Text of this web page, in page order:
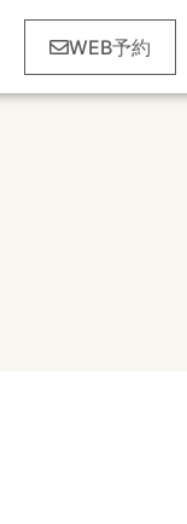
WEB予約